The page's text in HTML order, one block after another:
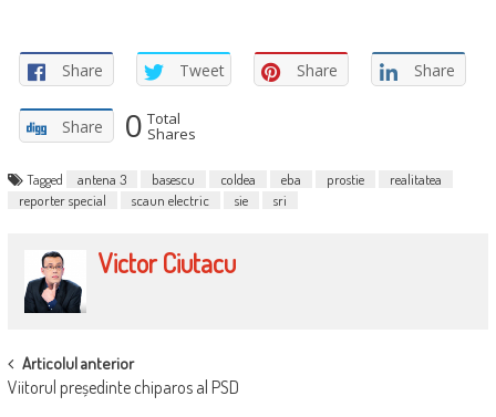
Share Tweet Share Share
Share 0 Total
Shares
Tagged antena 3 basescu coldea eba prostie
realitatea
reporter special
scaun electric sie sri
Victor Ciutacu
POST
NAVIGATION
Articolul anterior
Viitorul președinte chiparos al PSD